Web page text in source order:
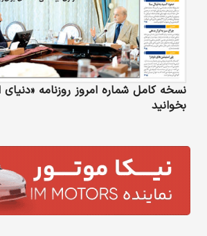
نسخه کامل شماره امروز روزنامه «دنیای‌
بخوانید